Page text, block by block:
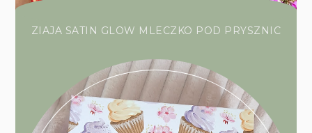
ZIAJA SATIN GLOW MLECZKO POD PRYSZNIC